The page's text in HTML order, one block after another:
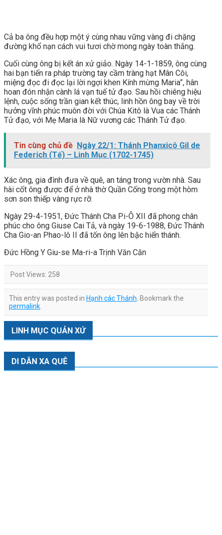
Cả ba ông đều hợp một ý cùng nhau vững vàng đi chặng
đường khổ nạn cách vui tươi chờ mong ngày toàn thắng.
Cuối cùng ông bị kết án xử giảo. Ngày 14-1-1859, ông cùng
hai bạn tiến ra pháp trường tay cầm tràng hạt Mân Côi,
miệng đọc đi đọc lại lời ngợi khen Kính mừng Maria”, hân
hoan đón nhận cành lá vạn tuế tử đạo. Sau hồi chiêng hiệu
lệnh, cuộc sống trần gian kết thúc, linh hồn ông bay về trời
hưởng vĩnh phúc muôn đời với Chúa Kitô là Vua các Thánh
Tử đạo, với Mẹ Maria là Nữ vương các Thánh Tử đạo.
Tin cùng chủ đề Ngày 22/1: Thánh Phanxicô Gil de
Federich (Tế) – Linh Mục (1702-1745)
Xác ông, gia đình đưa về quê, an táng trong vườn nhà. Sau
hài cốt ông được để ở nhà thờ Quần Cống trong một hòm
sơn son thiếp vàng rực rỡ.
Ngày 29-4-1951, Đức Thánh Cha Pi-Ô XII đã phong chân
phúc cho ông Giuse Cai Tả, và ngày 19-6-1988, Đức Thánh
Cha Gio-an Phao-lô II đã tốn ông lên bậc hiển thánh.
Đức Hồng Y Giu-se Ma-ri-a Trịnh Văn Căn
Post Views: 258
This entry was posted in Hạnh các Thánh . Bookmark the
permalink
LINH MỤC QUẢN XỨ
DI DÂN XA QUÊ